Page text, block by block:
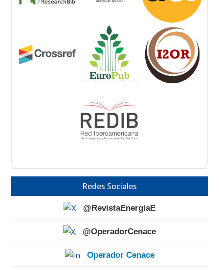
Redes Sociales
@RevistaEnergiaE
@OperadorCenace
Operador Cenace